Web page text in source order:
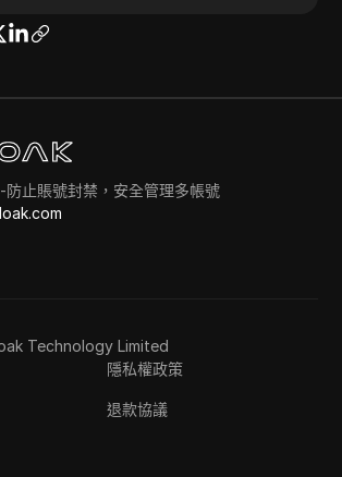
防止賬號封禁，安全管理多帳號
Technology Limited
隱私權政策
退款協議